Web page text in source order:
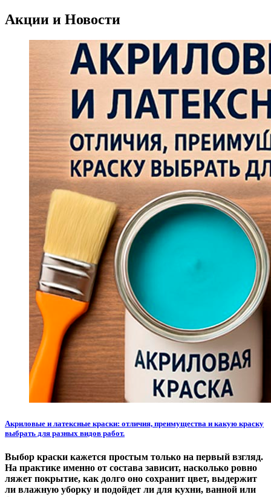
Акции и Новости
Акриловые и латексные краски: отличия, преимущества и какую краску
выбрать для разных видов работ.
Выбор краски кажется простым только на первый взгляд.
На практике именно от состава зависит, насколько ровно
ляжет покрытие, как долго оно сохранит цвет, выдержит
ли влажную уборку и подойдет ли для кухни, ванной или